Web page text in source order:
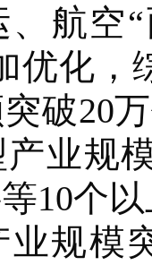
、航空
优化，
破20
业规
10个
业规模